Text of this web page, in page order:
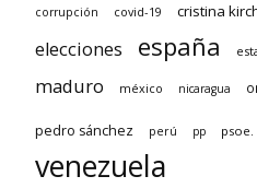
corrupción covid-19 cristina
elecciones españa
maduro méxico nicaragua
pedro sánchez perú pp psoe.
venezuela